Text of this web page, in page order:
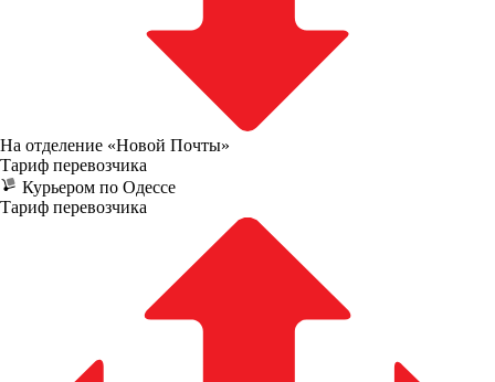
На отделение «Новой Почты»
Тариф перевозчика
Курьером по Одессе
Тариф перевозчика